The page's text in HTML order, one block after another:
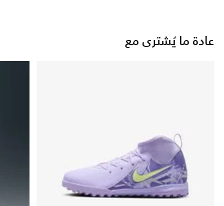
عادة ما يُشترى مع